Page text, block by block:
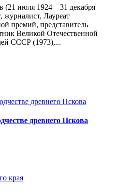
(21 июля 1924 – 31 декабря
журналист, Лауреат
премий, представитель
Великой Отечественной
СССР (1973),...
древнего Пскова